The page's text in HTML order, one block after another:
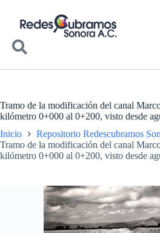
Tramo de la modificación del canal
kilómetro 0+000 al 0+200, visto desde
Inicio
Repositorio Redescubramos
Tramo de la modificación del canal
kilómetro 0+000 al 0+200, visto desde